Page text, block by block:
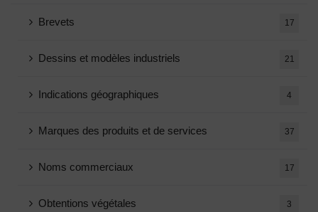
Brevets 17
Dessins et modèles industriels 21
Indications géographiques 4
Marques des produits et de services 37
Noms commerciaux 17
Obtentions végétales 3